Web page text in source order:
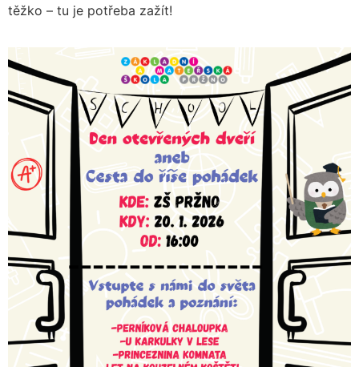
těžko – tu je potřeba zažít!